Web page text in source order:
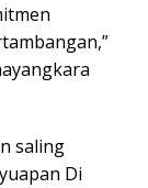
saling
Di